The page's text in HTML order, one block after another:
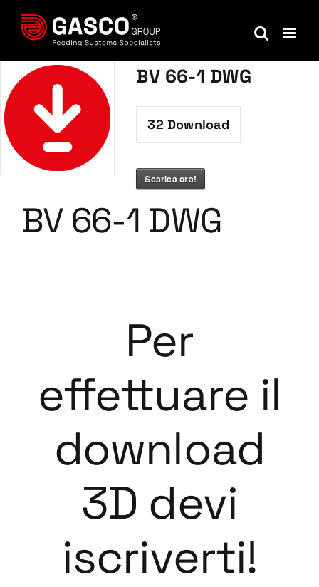
contenuto
BV 66-1 DWG
32 Download
Scarica ora!
BV 66-1 DWG
Per
effettuare il
download
3D devi
iscriverti!